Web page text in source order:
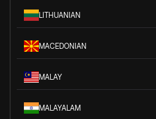
LITHUANIAN
MACEDONIAN
MALAY
MALAYALAM